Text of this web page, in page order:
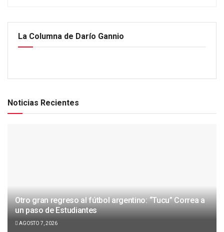
La Columna de Darío Gannio
Noticias Recientes
Otro gran regreso al fútbol argentino: “Tucu” Correa a
un paso de Estudiantes
AGOSTO 7, 2026